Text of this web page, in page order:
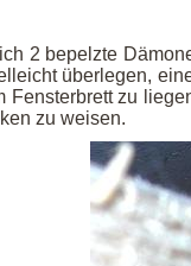
2 bepelzte
überlegen,
Fensterbrett zu
zu weisen.